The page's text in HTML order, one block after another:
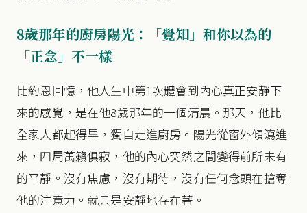
8歲那年的廚房陽光：「覺知」和你以為的
「正念」不一樣
比約恩回憶，他人生中第1次體會到內心真正安靜下
來的感覺，是在他8歲那年的一個清晨。那天，他比
全家人都起得早，獨自走進廚房。陽光從窗外傾瀉進
來，四周萬籟俱寂，他的內心突然之間變得前所未有
的平靜。沒有焦慮，沒有期待，沒有任何念頭在搶奪
他的注意力。就只是安靜地存在著。